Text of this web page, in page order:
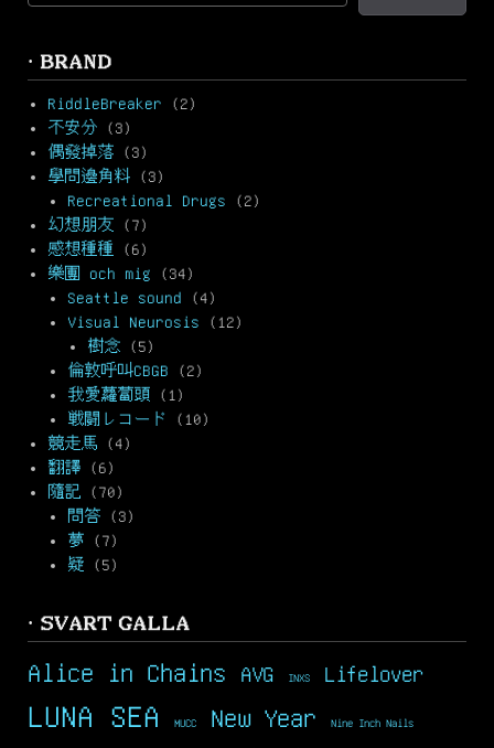
· BRAND
RiddleBreaker (2)
不安分 (3)
偶發掉落 (3)
學問邊角料 (3)
Recreational Drugs (2)
幻想朋友 (7)
感想種種 (6)
樂團 och mig (34)
Seattle sound (4)
Visual Neurosis (12)
樹念 (5)
倫敦呼叫CBGB (2)
我愛蘿蔔頭 (1)
戦闘レコード
(10)
競走馬 (4)
翻譯 (6)
隨記 (70)
問答 (3)
夢 (7)
疑 (5)
· SVART GALLA
Alice in Chains AVG INXS Lifelover
LUNA SEA MUCC New Year Nine Inch Nails